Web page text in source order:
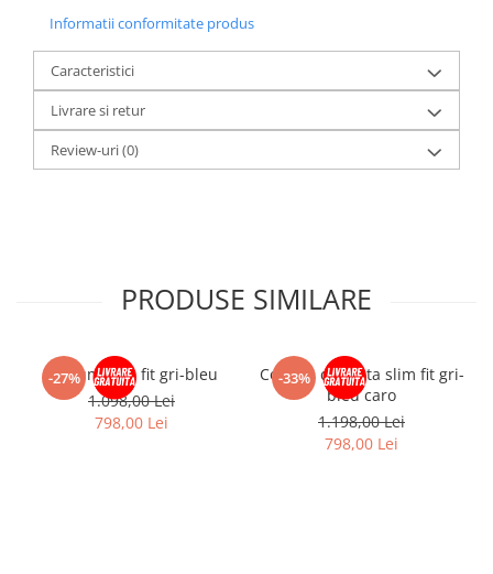
Informatii conformitate produs
Caracteristici
Livrare si retur
Review-uri(0)
PRODUSE SIMILARE
-27%
Costum slim fit gri-bleu
1.098,00 Lei
798,00 Lei
-33%
Costum cu vesta slim fit gri-
bleu caro
1.198,00 Lei
798,00 Lei